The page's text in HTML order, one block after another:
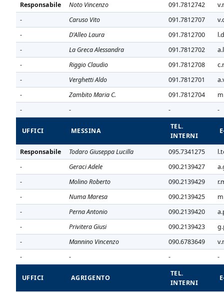
Responsabile Noto Vincenzo 091.7812742
-
Caruso Vito 091.7812707
-
D'Alleo Laura 091.7812700
-
La Greca Alessandra 091.7812702
-
Riggio Claudio 091.7812708
-
Verghetti Aldo 091.7812701
-
Zambito Maria C. 091.7812704
-
- - -
UFFICI MESSINA
TEL.
INTERNI
Responsabile Todaro Giuseppa Lucilla 095.7341275
-
Geraci Adele 090.2139427
-
Molino Roberto 090.2139429
-
Numa Maresa 090.2139425
-
Perna Antonio 090.2139420
-
Privitera Giusi 090.2139423
-
Mannino Vincenzo 090.6783649
-
- - -
UFFICI AGRIGENTO
TEL.
INTERNI